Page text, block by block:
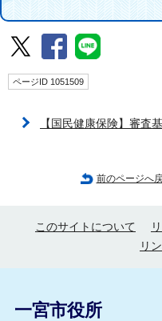
ページID 1051509
【国民健康保険】審査
前のページへ
このサイトについて
リ
一宮市役所